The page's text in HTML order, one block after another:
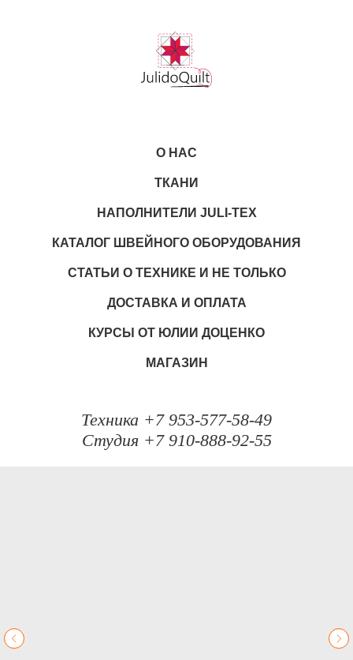
О НАС
ТКАНИ
НАПОЛНИТЕЛИ JULI-TEX
КАТАЛОГ ШВЕЙНОГО ОБОРУДОВАНИЯ
СТАТЬИ О ТЕХНИКЕ И НЕ ТОЛЬКО
ДОСТАВКА И ОПЛАТА
КУРСЫ ОТ ЮЛИИ ДОЦЕНКО
МАГАЗИН
Техника +7 953-577-58-49
Студия +7 910-888-92-55